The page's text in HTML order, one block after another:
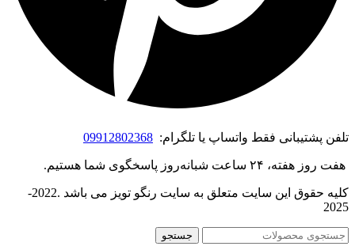
تلفن پشتیبانی فقط واتساپ یا تلگرام: 09912802368
هفت روز هفته، ۲۴ ساعت شبانه‌روز پاسخگوی شما هستیم.
کلیه حقوق این سایت متعلق به سایت رنگو تویز می باشد .2022-
2025
جستجو